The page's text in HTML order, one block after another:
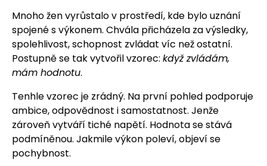
Mnoho žen vyrůstalo v prostředí, kde bylo uznání
spojené s výkonem. Chvála přicházela za výsledky,
spolehlivost, schopnost zvládat víc než ostatní.
Postupně se tak vytvořil vzorec: když zvládám,
mám hodnotu.
Tenhle vzorec je zrádný. Na první pohled podporuje
ambice, odpovědnost i samostatnost. Jenže
zároveň vytváří tiché napětí. Hodnota se stává
podmíněnou. Jakmile výkon poleví, objeví se
pochybnost.